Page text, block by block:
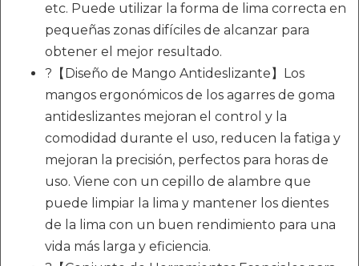
etc. Puede utilizar la forma de lima correcta en
pequeñas zonas difíciles de alcanzar para
obtener el mejor resultado.
?【Diseño de Mango Antideslizante】Los
mangos ergonómicos de los agarres de goma
antideslizantes mejoran el control y la
comodidad durante el uso, reducen la fatiga y
mejoran la precisión, perfectos para horas de
uso. Viene con un cepillo de alambre que
puede limpiar la lima y mantener los dientes
de la lima con un buen rendimiento para una
vida más larga y eficiencia.